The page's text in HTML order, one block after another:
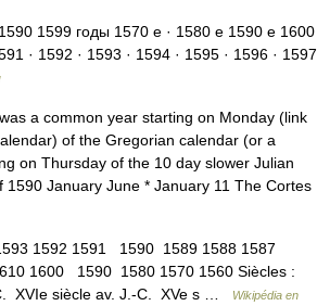
1599 годы 1570 е · 1580 е 1590 е 1600
· 1592 · 1593 · 1594 · 1595 · 1596 · 1597
a common year starting on Monday (link
of the Gregorian calendar (or a
on Thursday of the 10 day slower Julian
1590 January June * January 11 The Cortes
1592 1591 1590 1589 1588 1587
1600 1590 1580 1570 1560 Siècles :
XVIe siècle av. J.‑C. XVe s …
Wikipédia en